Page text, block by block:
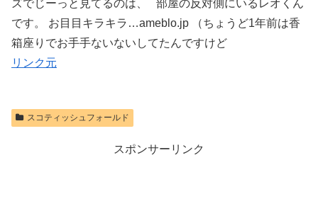
ズでじーっと見てるのは、 部屋の反対側にいるレオくん
です。 お目目キラキラ…ameblo.jp （ちょうど1年前は香
箱座りでお手手ないないしてたんですけど
リンク元
スコティッシュフォールド
スポンサーリンク